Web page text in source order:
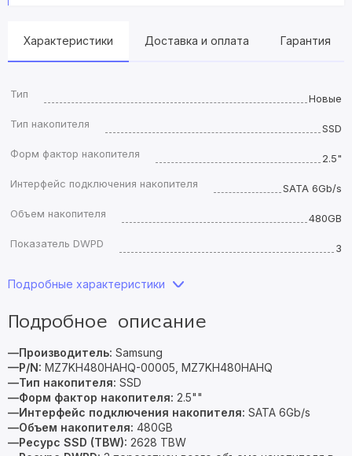
Характеристики Доставка и оплата Гарантия
Тип
Новые
Тип накопителя
SSD
Форм фактор накопителя
2.5"
Интерфейс подключения накопителя
SATA 6Gb/s
Объем накопителя
480GB
Показатель DWPD
3
Подробные характеристики
Подробное описание
—Производитель: Samsung
—P/N: MZ7KH480HAHQ-00005, MZ7KH480HAHQ
—Тип накопителя: SSD
—Форм фактор накопителя: 2.5""
—Интерфейс подключения накопителя: SATA 6Gb/s
—Объем накопителя: 480GB
—Ресурс SSD (TBW): 2628 TBW